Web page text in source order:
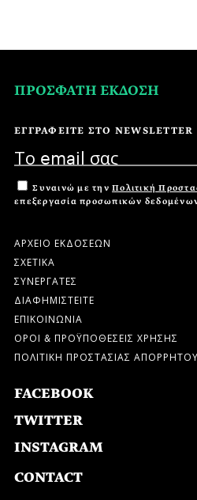
ΠΡΟΣΦΑΤΗ ΕΚΔΟΣΗ
ΕΓΓΡΑΦΕΙΤΕ ΣΤΟ NEWSLETTER
Συναινώ με την Πολιτική
επεξεργασία προσωπικών
ΑΡΧΕΙΟ ΕΚΔΟΣΕΩΝ
ΣΧΕΤΙΚΑ
ΣΥΝΕΡΓΑΤΕΣ
ΔΙΑΦΗΜΙΣΤΕΙΤΕ
ΕΠΙΚΟΙΝΩΝΙΑ
ΟΡΟΙ & ΠΡΟΫΠΟΘΕΣΕΙΣ ΧΡΗΣΗΣ
ΠΟΛΙΤΙΚΗ ΠΡΟΣΤΑΣΙΑΣ ΑΠΟΡΡΗΤΟΥ
FACEBOOK
TWITTER
INSTAGRAM
CONTACT